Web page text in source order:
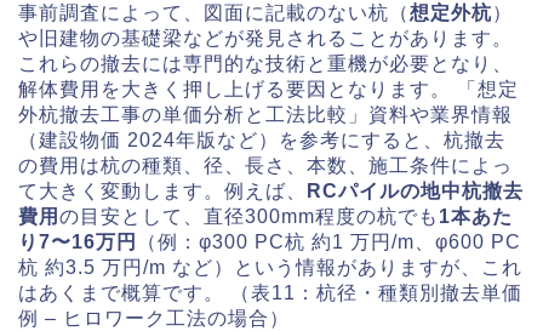
事前調査によって、図面に記載のない杭（想定外杭）
や旧建物の基礎梁などが発見されることがあります。
これらの撤去には専門的な技術と重機が必要となり、
解体費用を大きく押し上げる要因となります。 「想定
外杭撤去工事の単価分析と工法比較」資料や業界情報
（建設物価 2024年版など）を参考にすると、杭撤去
の費用は杭の種類、径、長さ、本数、施工条件によっ
て大きく変動します。例えば、
RCパイルの地中杭撤去
費用 の目安として、直径300mm程度の杭でも 1本あた
り7〜16万円
（例：φ300 PC杭 約1 万円/m、φ600 PC
杭 約3.5 万円/m など）という情報がありますが、これ
はあくまで概算です。 （表11：杭径・種類別撤去単価
例 – ヒロワーク工法の場合）